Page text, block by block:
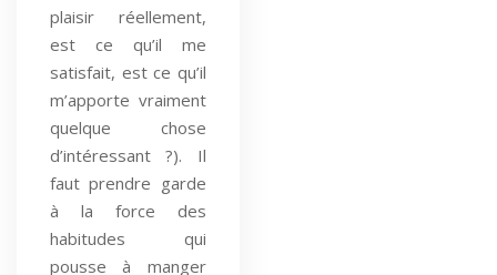
plaisir réellement,
est ce qu’il me
satisfait, est ce qu’il
m’apporte vraiment
quelque chose
d’intéressant ?). Il
faut prendre garde
à la force des
habitudes qui
pousse à manger